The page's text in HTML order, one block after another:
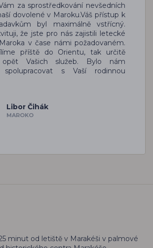
za sprostředkování nevšedních
dovolené v Maroku.Váš přístup k
byl maximálně vstřícný.
že jste pro nás zajistili letecké
v čase námi požadovaném.
příště do Orientu, tak určitě
opět Vašich služeb. Bylo nám
spolupracovat s Vaší rodinnou
Libor Čihák
MAROKO
minut od letiště v Marakéši v palmové